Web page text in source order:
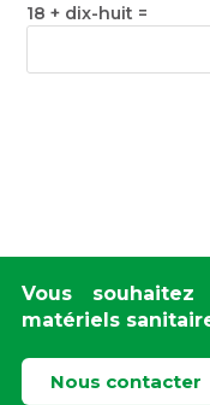
18 + dix-huit =
Vous
matériels
Nous contacter